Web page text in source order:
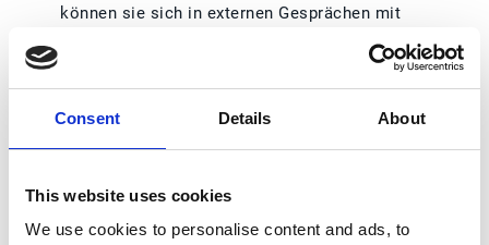
Consent Details About
This website uses cookies
We use cookies to personalise content and ads, to
können sie sich in externen Gesprächen mit
transparente Kommunikation zu gewährleisten.
Einfachheit ist schön:Die KI von Esker bietet
Antwortvorschläge basierend auf Vorlagen oder
Kommunikation vereinfacht und beschleunigt.
Dies hilft den Mitarbeitenden, schnell und